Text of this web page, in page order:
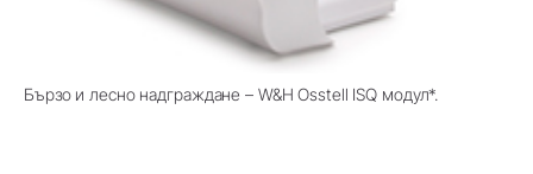
Бързо и лесно надграждане – W&H Osstell ISQ модул*.